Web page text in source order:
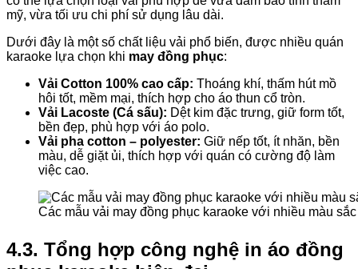
mỹ, vừa tối ưu chi phí sử dụng lâu dài.
Dưới đây là một số chất liệu vải phổ biến, được nhiều quán
karaoke lựa chọn khi may đồng phục:
Vải Cotton 100% cao cấp: Thoáng khí, thấm hút mồ
hôi tốt, mềm mại, thích hợp cho áo thun cổ tròn.
Vải Lacoste (Cá sấu): Dệt kim đặc trưng, giữ form tốt,
bền đẹp, phù hợp với áo polo.
Vải pha cotton – polyester: Giữ nếp tốt, ít nhăn, bền
màu, dễ giặt ủi, thích hợp với quán có cường độ làm
việc cao.
Các mẫu vải may đồng phục karaoke với nhiều màu
4.3. Tổng hợp công nghệ in áo đồng